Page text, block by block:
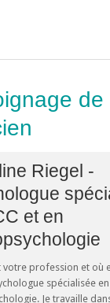
de
Riegel -
et en
votre profession et où
spécialisée
Je travaille